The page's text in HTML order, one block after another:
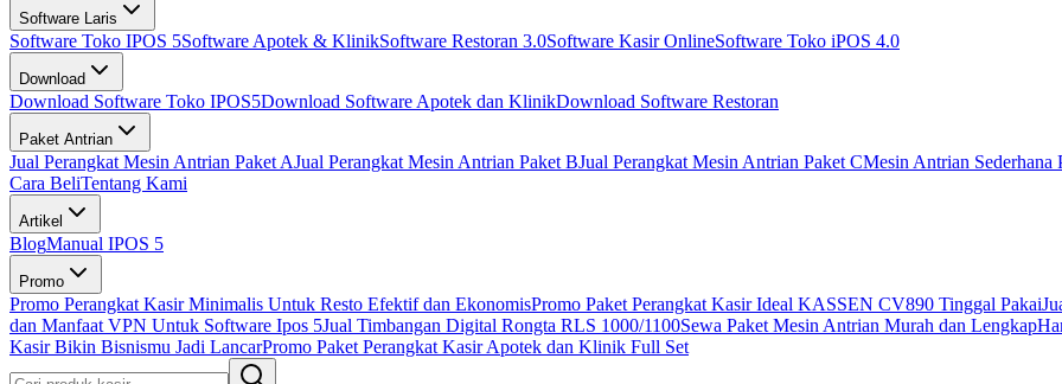
Software Laris
Software Toko IPOS 5Software Apotek & KlinikSoftware Restoran 3.0Software Kasir OnlineSoftware Toko iPOS 4.0
Download
Download Software Toko IPOS5Download Software Apotek dan KlinikDownload Software Restoran
Paket Antrian
Jual Perangkat Mesin Antrian Paket AJual Perangkat Mesin Antrian Paket BJual Perangkat Mesin Antrian Paket CMesin Antrian Sederhana
Cara BeliTentang Kami
Artikel
BlogManual IPOS 5
Promo
Promo Perangkat Kasir Minimalis Untuk Resto Efektif dan EkonomisPromo Paket Perangkat Kasir Ideal KASSEN CV890 Tinggal Pakai
dan Manfaat VPN Untuk Software Ipos 5Jual Timbangan Digital Rongta RLS 1000/1100Sewa Paket Mesin Antrian Murah dan Lengkap
Kasir Bikin Bisnismu Jadi LancarPromo Paket Perangkat Kasir Apotek dan Klinik Full Set